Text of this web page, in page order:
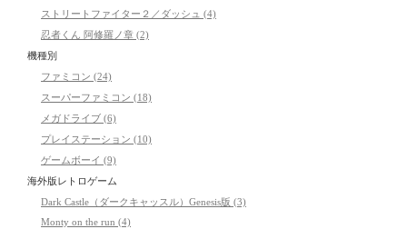
ストリートファイター２／ダッシュ (4)
忍者くん 阿修羅ノ章 (2)
機種別
ファミコン (24)
スーパーファミコン (18)
メガドライブ (6)
プレイステーション (10)
ゲームボーイ (9)
海外版レトロゲーム
Dark Castle（ダークキャッスル）Genesis版 (3)
Monty on the run (4)